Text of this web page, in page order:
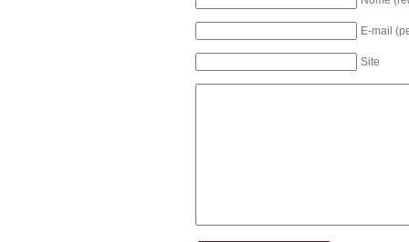
E-mail
Site